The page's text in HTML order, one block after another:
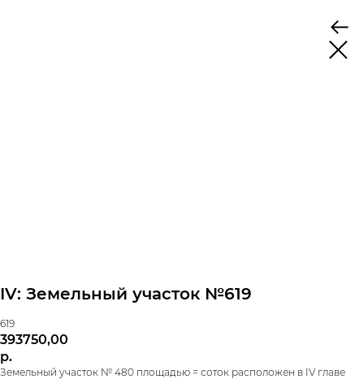
IV: Земельный участок №619
619
393750,00
р.
Земельный участок № 480 площадью = соток расположен в IV главе